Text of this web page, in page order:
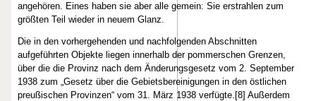
angehören. Eines haben sie aber alle gemein: Sie erstrahlen zum
größten Teil wieder in neuem Glanz.
Die in den vorhergehenden und nachfolgenden Abschnitten
aufgeführten Objekte liegen innerhalb der pommerschen Grenzen,
über die die Provinz nach dem Änderungsgesetz vom 2. September
1938 zum „Gesetz über die Gebietsbereinigungen in den östlichen
preußischen Provinzen“ vom 31. März 1938 verfügte.[8] Außerdem